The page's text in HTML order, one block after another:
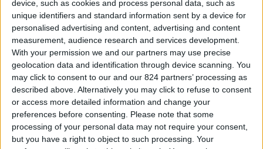
device, such as cookies and process personal data, such as
unique identifiers and standard information sent by a device for
personalised advertising and content, advertising and content
measurement, audience research and services development.
With your permission we and our partners may use precise
geolocation data and identification through device scanning. You
may click to consent to our and our 824 partners’ processing as
described above. Alternatively you may click to refuse to consent
or access more detailed information and change your
preferences before consenting.
Please note that some
processing of your personal data may not require your consent,
but you have a right to object to such processing. Your
volto anche a pochi chilometri di distanza.
Da un lato l’Adriatico, più frastagliato e ventoso.
Dall’altro lo Ionio, con spiagge lunghe, fondali
bassi e una vocazione più balneare. In mezzo,
una rete di borghi, marine, strade provinciali. La
casa vacanza in Salentoprenotabile sul sito
spiaggesalentine.itè la soluzione più amata dai
vileggianti, consente di vivere il viaggio con